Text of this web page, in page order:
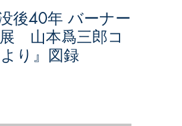
後40年 バーナー
山本爲三郎コ
り』図録